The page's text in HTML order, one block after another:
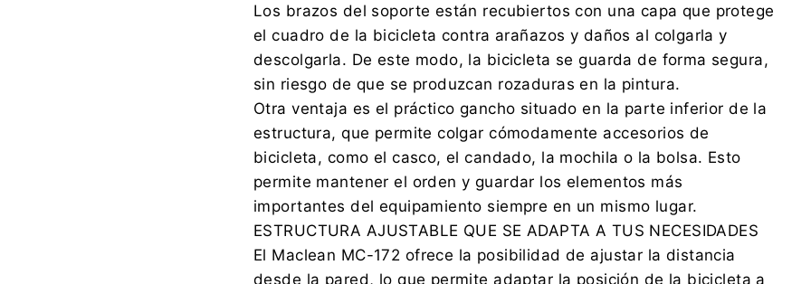
Los brazos del soporte están recubiertos con una capa que protege
el cuadro de la bicicleta contra arañazos y daños al colgarla y
descolgarla. De este modo, la bicicleta se guarda de forma segura,
sin riesgo de que se produzcan rozaduras en la pintura.
Otra ventaja es el práctico gancho situado en la parte inferior de la
estructura, que permite colgar cómodamente accesorios de
bicicleta, como el casco, el candado, la mochila o la bolsa. Esto
permite mantener el orden y guardar los elementos más
importantes del equipamiento siempre en un mismo lugar.
ESTRUCTURA AJUSTABLE QUE SE ADAPTA A TUS NECESIDADES
El Maclean MC-172 ofrece la posibilidad de ajustar la distancia
desde la pared, lo que permite adaptar la posición de la bicicleta a